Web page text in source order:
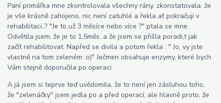
Paní primářka mne zkontrolovala všechny rány, zkonstatovala, že
je vše krásně zahojeno, nic není zatuhlé a řekla ať pokračuji v
rehabilitaci..? "Je to už 3 měsíce nebo více ?" ptala se mne.
Odvětila jsem, že je to 1,5měs. a že jsem se přišla poradi,t jak
začít rehabilitovat. Napřed se divila a potom řekla : " Jo, vy jste
vlastně na tom zeleném :o)" Ječmen obsahuje enzymy, které bych
Vám stejně doporučila po operaci.
A já jsem si teprve teď uvědomila, že to není jen zásluhou toho,
že "zelenáčky" jsem jedla po a před operací, ale hlavně proto, že